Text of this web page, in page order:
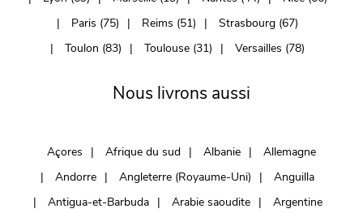
Paris (75)
Reims (51)
Strasbourg (67)
Toulon (83)
Toulouse (31) Versailles (78)
Nous livrons aussi
Açores Afrique du sud Albanie
Allemagne
Andorre
Angleterre (Royaume-Uni)
Anguilla
Antigua-et-Barbuda
Arabie saoudite
Argentine